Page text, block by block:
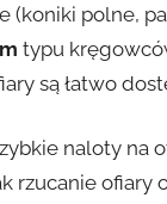
(koniki polne,
typu
są łatwo
naloty na
rzucanie